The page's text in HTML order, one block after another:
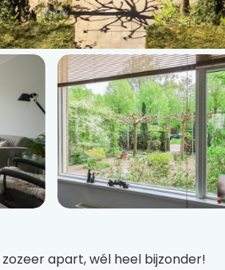
apart, wél heel bijzonder!